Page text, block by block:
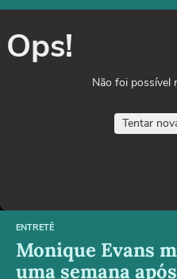
Ops!
Não foi possível
Tentar
ENTRETÊ
Monique Evans
uma semana após